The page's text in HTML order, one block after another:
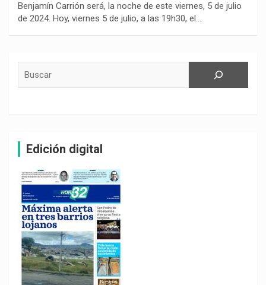
Benjamín Carrión será, la noche de este viernes, 5 de julio
de 2024. Hoy, viernes 5 de julio, a las 19h30, el…
Edición digital